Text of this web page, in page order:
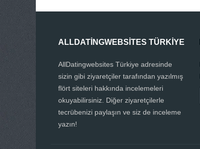
ALLDATINGWEBSITES TÜRKIYE
AllDatingwebsites Türkiye adresinde
sizin gibi ziyaretçiler tarafından yazılmış
flört siteleri hakkında incelemeleri
okuyabilirsiniz. Diğer ziyaretçilerle
tecrübenizi paylaşın ve siz de inceleme
yazın!